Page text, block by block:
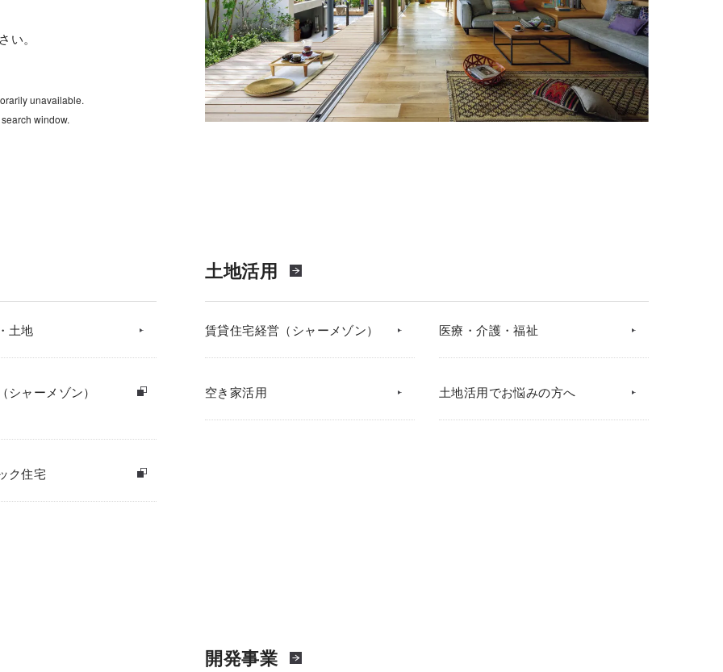
い。
unavailable.
window.
土地
シャーメゾン）
ク住宅
土地活用
賃貸住宅経営（シャーメゾン） 医療・介護・福祉
空き家活用 土地活用でお悩みの方へ
開発事業